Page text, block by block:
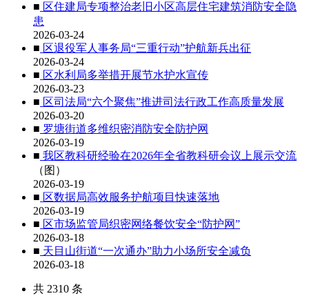
■ 区住建局专项整治老旧小区高层住宅建筑消防安全隐
患
2026-03-24
■ 区退役军人事务局“三重行动”护航新兵出征
2026-03-24
■ 区水利局多举措开展节水护水宣传
2026-03-23
■ 区司法局“六个聚焦”推进司法行政工作高质量发展
2026-03-20
■ 罗塘街道多维织密消防安全防护网
2026-03-19
■ 我区教科研经验在2026年全省教科研会议上展示交流
（图）
2026-03-19
■ 区数据局高效服务护航项目快速落地
2026-03-19
■ 区市场监管局织密网络餐饮安全“防护网”
2026-03-18
■ 天目山街道“一次通办”助力小场所安全减负
2026-03-18
共 2310 条